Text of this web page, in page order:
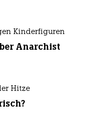
Kinderfiguren
Anarchist
Hitze